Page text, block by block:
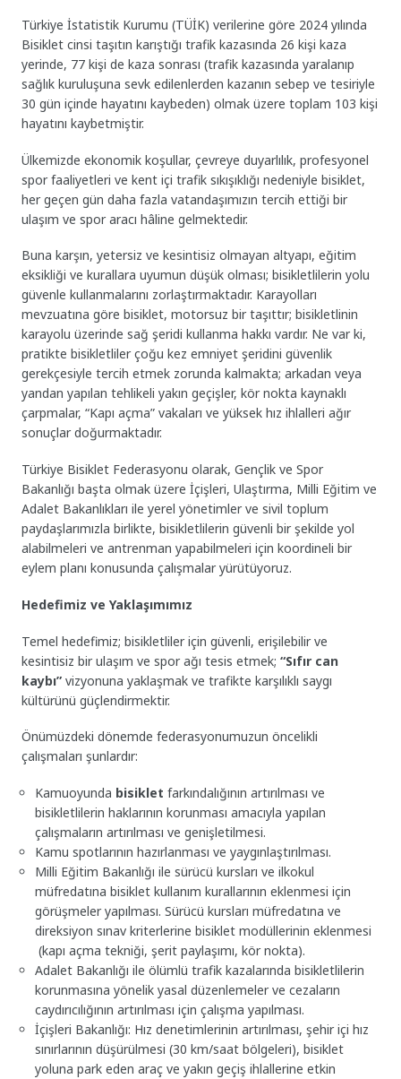
Türkiye İstatistik Kurumu (TÜİK) verilerine göre 2024 yılında
Bisiklet cinsi taşıtın karıştığı trafik kazasında 26 kişi kaza
yerinde, 77 kişi de kaza sonrası (trafik kazasında yaralanıp
sağlık kuruluşuna sevk edilenlerden kazanın sebep ve tesiriyle
30 gün içinde hayatını kaybeden) olmak üzere toplam 103 kişi
hayatını kaybetmiştir.
Ülkemizde ekonomik koşullar, çevreye duyarlılık, profesyonel
spor faaliyetleri ve kent içi trafik sıkışıklığı nedeniyle bisiklet,
her geçen gün daha fazla vatandaşımızın tercih ettiği bir
ulaşım ve spor aracı hâline gelmektedir.
Buna karşın, yetersiz ve kesintisiz olmayan altyapı, eğitim
eksikliği ve kurallara uyumun düşük olması; bisikletlilerin yolu
güvenle kullanmalarını zorlaştırmaktadır. Karayolları
mevzuatına göre bisiklet, motorsuz bir taşıttır; bisikletlinin
karayolu üzerinde sağ şeridi kullanma hakkı vardır. Ne var ki,
pratikte bisikletliler çoğu kez emniyet şeridini güvenlik
gerekçesiyle tercih etmek zorunda kalmakta; arkadan veya
yandan yapılan tehlikeli yakın geçişler, kör nokta kaynaklı
çarpmalar, “Kapı açma” vakaları ve yüksek hız ihlalleri ağır
sonuçlar doğurmaktadır.
Türkiye Bisiklet Federasyonu olarak, Gençlik ve Spor
Bakanlığı başta olmak üzere İçişleri, Ulaştırma, Milli Eğitim ve
Adalet Bakanlıkları ile yerel yönetimler ve sivil toplum
paydaşlarımızla birlikte, bisikletlilerin güvenli bir şekilde yol
alabilmeleri ve antrenman yapabilmeleri için koordineli bir
eylem planı konusunda çalışmalar yürütüyoruz.
Hedefimiz ve Yaklaşımımız
Temel hedefimiz; bisikletliler için güvenli, erişilebilir ve
kesintisiz bir ulaşım ve spor ağı tesis etmek;“Sıfır can
kaybı” vizyonuna yaklaşmak ve trafikte karşılıklı saygı
kültürünü güçlendirmektir.
Önümüzdeki dönemde federasyonumuzun öncelikli
çalışmaları şunlardır:
Kamuoyunda bisiklet farkındalığının artırılması ve
bisikletlilerin haklarının korunması amacıyla yapılan
çalışmaların artırılması ve genişletilmesi.
Kamu spotlarının hazırlanması ve yaygınlaştırılması.
Milli Eğitim Bakanlığı ile sürücü kursları ve ilkokul
müfredatına bisiklet kullanım kurallarının eklenmesi için
görüşmeler yapılması. Sürücü kursları müfredatına ve
direksiyon sınav kriterlerine bisiklet modüllerinin eklenmesi
(kapı açma tekniği, şerit paylaşımı, kör nokta).
Adalet Bakanlığı ile ölümlü trafik kazalarında bisikletlilerin
korunmasına yönelik yasal düzenlemeler ve cezaların
caydırıcılığının artırılması için çalışma yapılması.
İçişleri Bakanlığı: Hız denetimlerinin artırılması, şehir içi hız
sınırlarının düşürülmesi (30 km/saat bölgeleri), bisiklet
yoluna park eden araç ve yakın geçiş ihlallerine etkin